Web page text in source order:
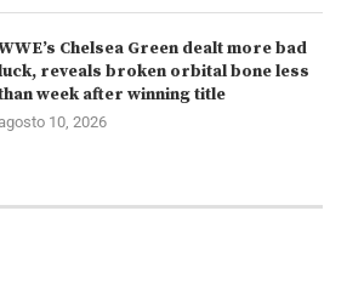
Chelsea Green dealt more bad
reveals broken orbital bone less
week after winning title
10, 2026